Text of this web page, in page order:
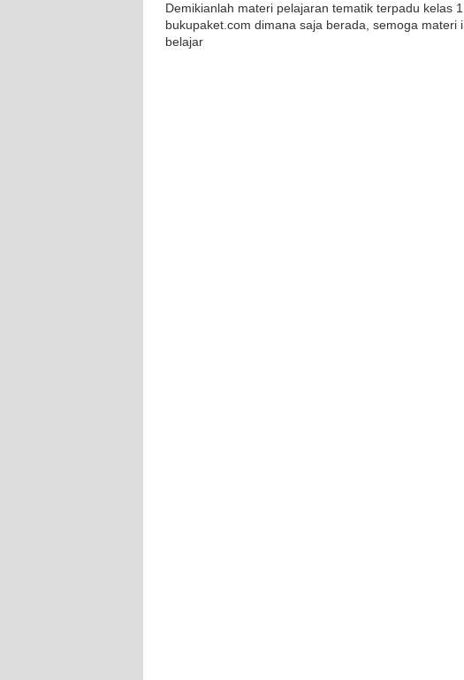
Demikianlah materi pelajaran tematik terpadu kelas
bukupaket.com dimana saja berada, semoga
belajar